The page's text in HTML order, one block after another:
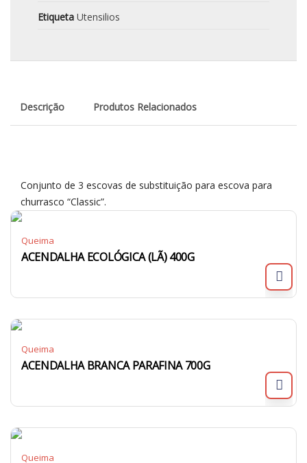
Etiqueta Utensilios
Descrição Produtos Relacionados
Conjunto de 3 escovas de substituição para escova para
churrasco “Classic”.
Queima
ACENDALHA ECOLÓGICA (LÃ) 400G
Queima
ACENDALHA BRANCA PARAFINA 700G
Queima